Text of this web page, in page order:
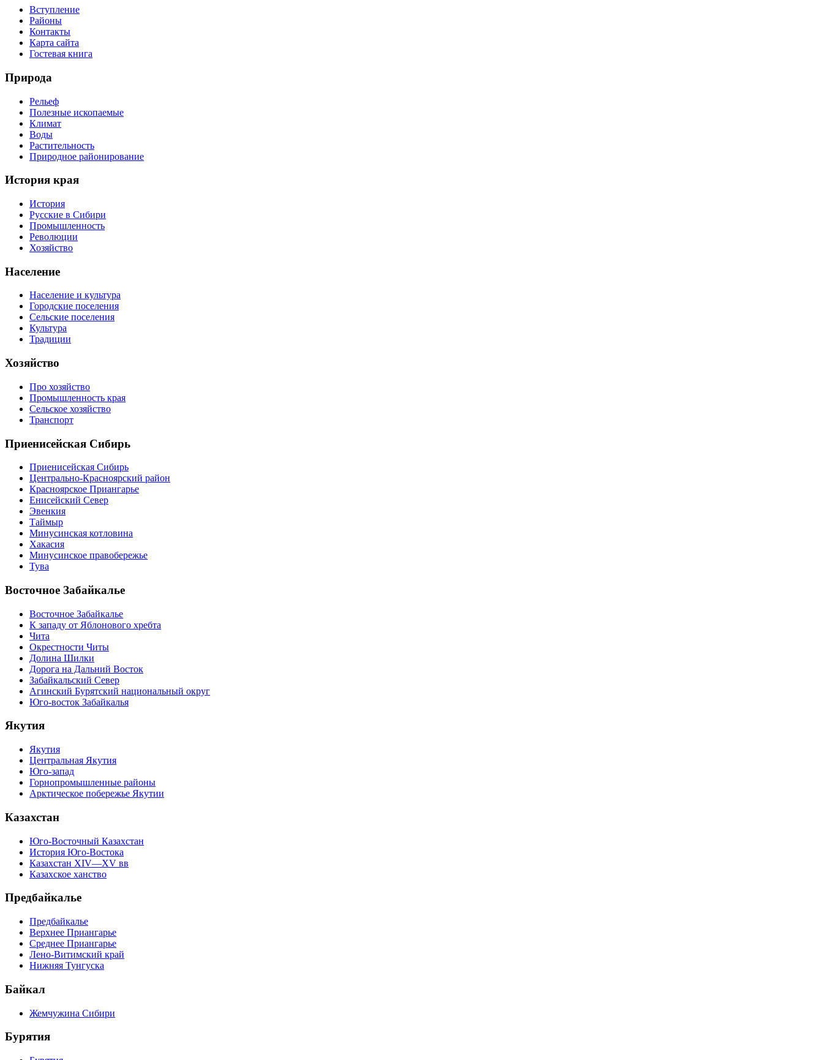
Вступление
Районы
Контакты
Карта сайта
Гостевая книга
Природа
Рельеф
Полезные ископаемые
Климат
Воды
Растительность
Природное районирование
История края
История
Русские в Сибири
Промышленность
Революции
Хозяйство
Население
Население и культура
Городские поселения
Сельские поселения
Культура
Традиции
Хозяйство
Про хозяйство
Промышленность края
Сельское хозяйство
Транспорт
Приенисейская Сибирь
Приенисейская Сибирь
Центрально-Красноярский район
Красноярское Приангарье
Енисейский Север
Эвенкия
Таймыр
Минусинская котловина
Хакасия
Минусинское правобережье
Тува
Восточное Забайкалье
Восточное Забайкалье
К западу от Яблонового хребта
Чита
Окрестности Читы
Долина Шилки
Дорога на Дальний Восток
Забайкальский Север
Агинский Бурятский национальный округ
Юго-восток Забайкалья
Якутия
Якутия
Центральная Якутия
Юго-запад
Горнопромышленные районы
Арктическое побережье Якутии
Казахстан
Юго-Восточный Казахстан
История Юго-Востока
Казахстан XIV—XV вв
Казахское ханство
Предбайкалье
Предбайкалье
Верхнее Приангарье
Среднее Приангарье
Лено-Витимский край
Нижняя Тунгуска
Байкал
Жемчужина Сибири
Бурятия